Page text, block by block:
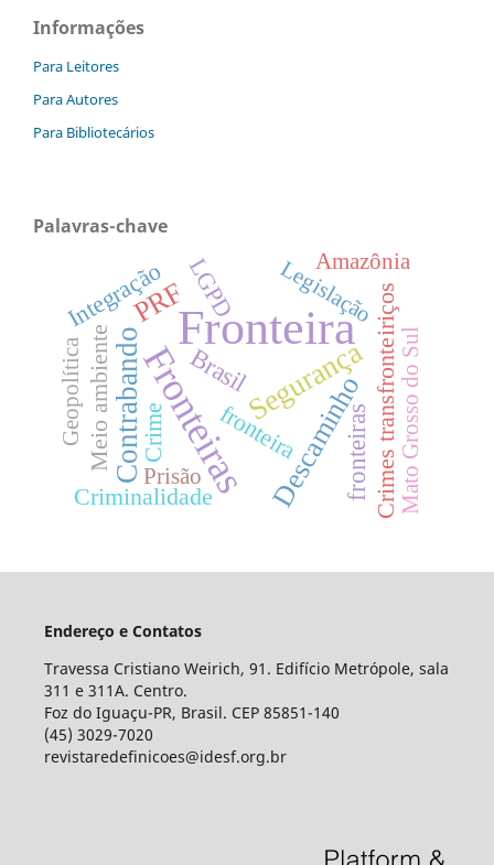
Informações
Para Leitores
Para Autores
Para Bibliotecários
Palavras-chave
Fronteira
FronteirasSegurança
Contrabando Descaminho
PRF
Brasil
fronteiras
Integração
Criminalidade Crimes transfronteiriços
Meio ambiente
LGPD
Crime fronteira
Geopolítica Mato Grosso do Sul
Legislação
Amazônia
Prisão
Endereço e Contatos
Travessa Cristiano Weirich, 91. Edifício Metrópole, sala
311 e 311A. Centro.
Foz do Iguaçu-PR, Brasil. CEP 85851-140
(45) 3029-7020
revistaredefinicoes@idesf.org.br